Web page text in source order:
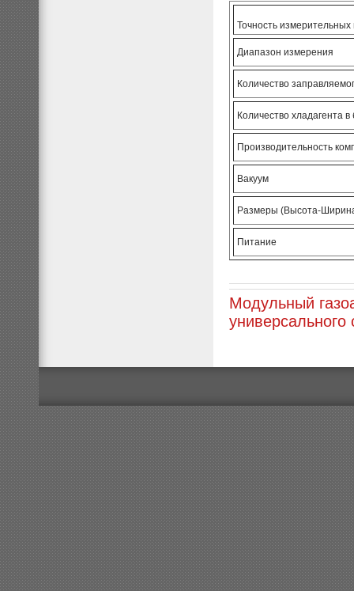
Точность измерительных
Диапазон измерения
Количество
Количество хладагента
Производительность
Вакуум
Размеры (Высота-
Питание
Модульный